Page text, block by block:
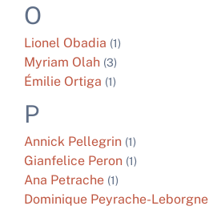
O
Lionel Obadia (1)
Myriam Olah (3)
Émilie Ortiga (1)
P
Annick Pellegrin (1)
Gianfelice Peron (1)
Ana Petrache (1)
Dominique Peyrache-Leborgne